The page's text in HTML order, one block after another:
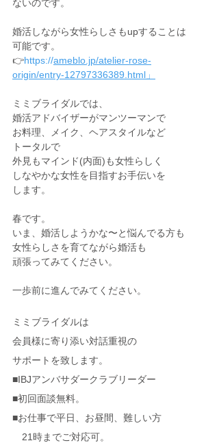
ないのです。
婚活しながら女性らしさもupすることは
可能です。
👉https://ameblo.jp/atelier-rose-
origin/entry-12797336389.html」
ミミブライダルでは、
婚活アドバイザーがマンツーマンで
お料理、メイク、ヘアスタイルなど
トータルで
外見もマインド(内面)も女性らしく
しなやかな女性を目指すお手伝いを
します。
春です。
いま、婚活しようかな〜と悩んでる方も
女性らしさを育てながら婚活も
頑張ってみてください。
一歩前に進んでみてください。
ミミブライダルは
会員様に寄り添い対話重視の
サポートを致します。
■IBJアンバサダークラブリーダー
■初回面談無料。
■お仕事で平日、お昼間、難しい方
21時までご対応可。